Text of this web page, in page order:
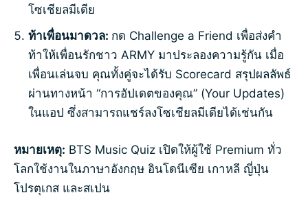
โซเชียลมีเดีย
ท้าเพื่อนมาดวล: กด Challenge a Friend เพื่อส่งคำ
ท้าให้เพื่อนรักชาว ARMY มาประลองความรู้กัน เมื่อ
เพื่อนเล่นจบ คุณทั้งคู่จะได้รับ Scorecard สรุปผลลัพธ์
ผ่านทางหน้า “การอัปเดตของคุณ” (Your Updates)
ในแอป ซึ่งสามารถแชร์ลงโซเชียลมีเดียได้เช่นกัน
หมายเหตุ: BTS Music Quiz เปิดให้ผู้ใช้ Premium ทั่ว
โลกใช้งานในภาษาอังกฤษ อินโดนีเซีย เกาหลี ญี่ปุ่น
โปรตุเกส และสเปน